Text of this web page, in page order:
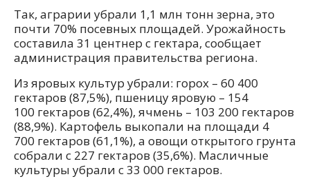
Так, аграрии убрали 1,1 млн тонн зерна, это
почти 70% посевных площадей. Урожайность
составила 31 центнер с гектара, сообщает
администрация правительства региона.
Из яровых культур убрали: горох – 60 400
гектаров (87,5%), пшеницу яровую – 154
100 гектаров (62,4%), ячмень – 103 200 гектаров
(88,9%). Картофель выкопали на площади 4
700 гектаров (61,1%), а овощи открытого грунта
собрали с 227 гектаров (35,6%). Масличные
культуры убрали с 33 000 гектаров.